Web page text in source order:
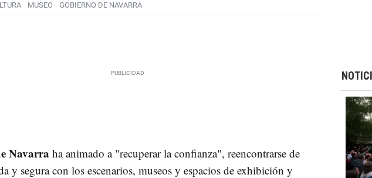
MUSEO GOBIERNO DE NAVARRA
Navarra ha animado a "recuperar la confianza", reencontrarse de
y segura con los escenarios, museos y espacios de exhibición y